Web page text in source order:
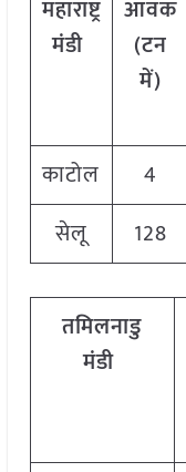
महाराष्ट्र
मंडी
आवक
(टन
में)
काटोल
4
सेलू
128
तमिलनाडु
मंडी